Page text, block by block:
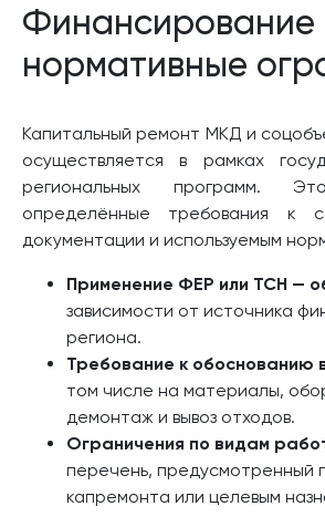
Финансирование
нормативные
Капитальный ремонт МКД и
осуществляется в рамках
региональных программ.
определённые требования к
документации и используемым
Применение ФЕР или ТСН —
зависимости от источника
региона.
Требование к обоснованию
том числе на материалы,
демонтаж и вывоз отходов.
Ограничения по видам
перечень, предусмотренный
капремонта или целевым